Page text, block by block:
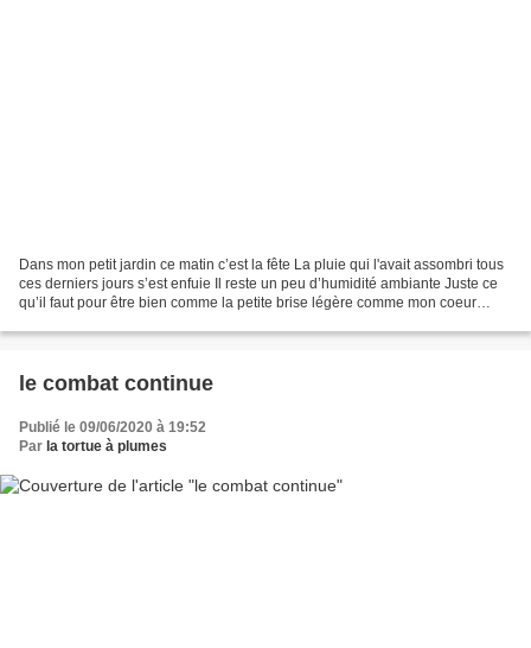
Dans mon petit jardin ce matin c’est la fête La pluie qui l'avait assombri tous
ces derniers jours s’est enfuie Il reste un peu d’humidité ambiante Juste ce
qu’il faut pour être bien comme la petite brise légère comme mon coeur
le combat continue
Publié le 09/06/2020 à 19:52
Par la tortue à plumes